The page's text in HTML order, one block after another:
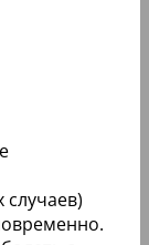
случаев)